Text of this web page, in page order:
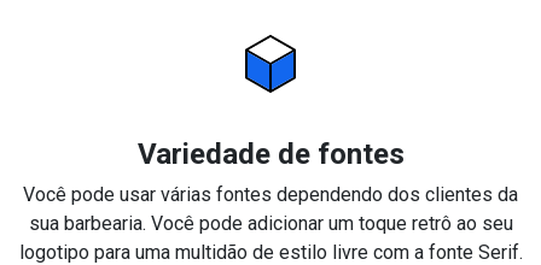
Variedade de fontes
Você pode usar várias fontes dependendo dos clientes da
sua barbearia. Você pode adicionar um toque retrô ao seu
logotipo para uma multidão de estilo livre com a fonte Serif.